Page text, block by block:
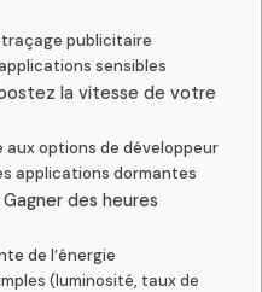
publicitaire
sensibles
la vitesse de votre
aux options de développeur
applications dormantes
des heures
de l’énergie
(luminosité, taux de